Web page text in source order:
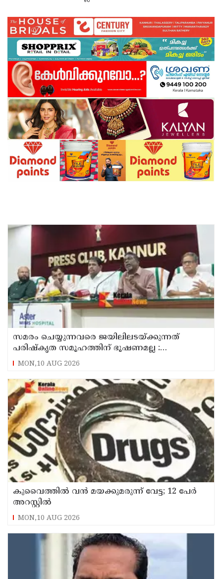
സമരം ചെയ്യുന്നവരെ ജയിലിലടയ്ക്കുന്നത്
പരിഷ്കൃത സമൂഹത്തിന് ഭൂഷണമല്ല :
അടിയന്തരമായി ആദിവാസികൾക്ക് ഭൂമി
നൽകണം : റസാഖ് പാലേരി
MON,10 AUG 2026
കുവൈത്തില്‍ വന്‍ മയക്കുമരുന്ന് വേട്ട; 12 പേര്‍
അറസ്റ്റില്‍
MON,10 AUG 2026